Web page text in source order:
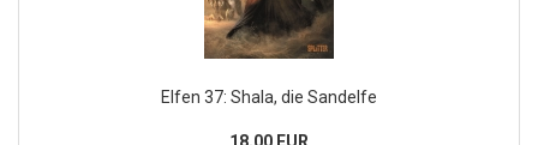
Elfen 37: Shala, die Sandelfe